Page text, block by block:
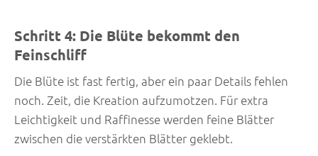
Schritt 4: Die Blüte bekommt den
Feinschliff
Die Blüte ist fast fertig, aber ein paar Details fehlen
noch. Zeit, die Kreation aufzumotzen. Für extra
Leichtigkeit und Raffinesse werden feine Blätter
zwischen die verstärkten Blätter geklebt.